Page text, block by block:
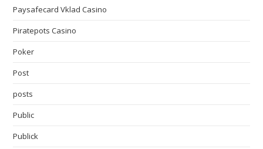
Paysafecard Vklad Casino
Piratepots Casino
Poker
Post
posts
Public
Publick